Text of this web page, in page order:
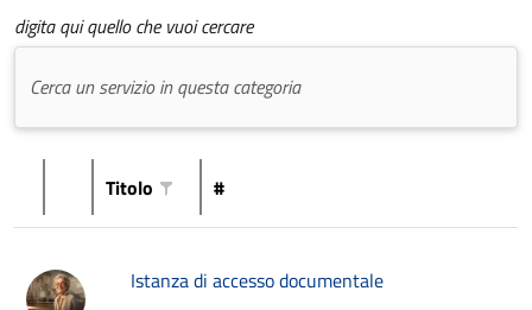
digita qui quello che vuoi cercare
Titolo #
Istanza di accesso documentale